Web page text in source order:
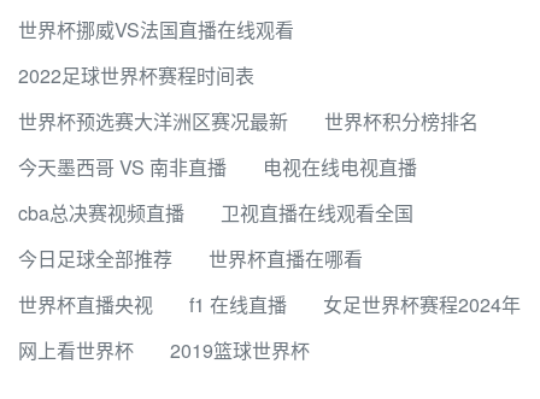
世界杯挪威VS法国直播在线观看
2022足球世界杯赛程时间表
世界杯预选赛大洋洲区赛况最新
世界杯积分榜排名
今天墨西哥 VS 南非直播
电视在线电视直播
cba总决赛视频直播
卫视直播在线观看全国
今日足球全部推荐
世界杯直播在哪看
世界杯直播央视
f1 在线直播
女足世界杯赛程2024年
网上看世界杯
2019篮球世界杯